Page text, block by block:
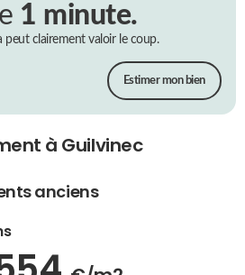
1 minute.
peut clairement valoir le coup.
Estimer mon bien
à Guilvinec
anciens